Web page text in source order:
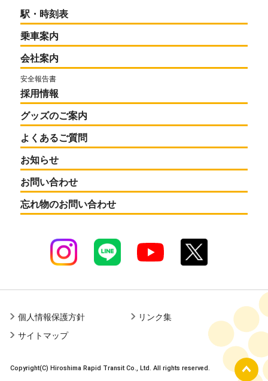
駅・時刻表
乗車案内
会社案内
安全報告書
採用情報
グッズのご案内
よくあるご質問
お知らせ
お問い合わせ
忘れ物のお問い合わせ
個人情報保護方針
リンク集
サイトマップ
Copyright(C) Hiroshima Rapid Transit Co., Ltd. All rights reserved.